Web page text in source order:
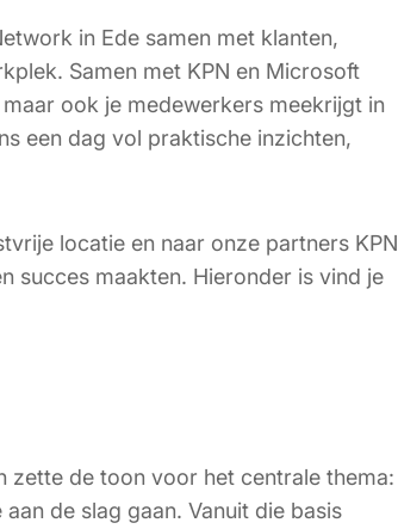
in Ede samen met klanten,
Samen met KPN en Microsoft
ook je medewerkers meekrijgt in
een dag vol praktische inzichten,
locatie en naar onze partners KPN
succes maakten. Hieronder is vind je
zette de toon voor het centrale thema:
de slag gaan. Vanuit die basis